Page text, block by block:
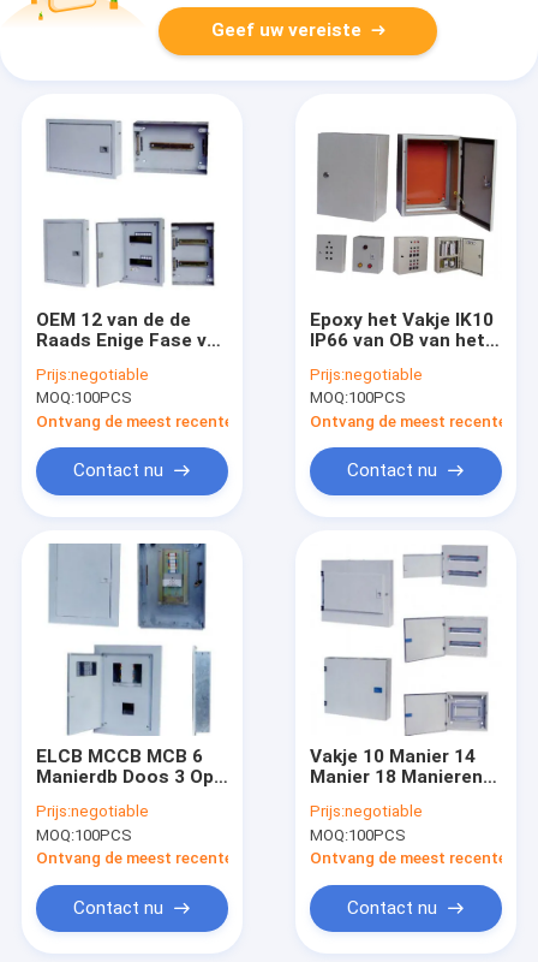
Geef uw vereiste
OEM 12 van de de
Raads Enige Fase van
Spoor van het de
Oppervlaktemetaal
DIN het Gelijke
Prijs:negotiable
MOQ:100PCS
Ontvang de meest recente Prijs
Contact nu
Epoxy het Vakje IK10
IP66 van OB van het
Elektrometaal met
Slot
Prijs:negotiable
MOQ:100PCS
Ontvang de meest recente
Contact nu
ELCB MCCB MCB 6
Manierdb Doos 3 Op
Fase Gelijk DIN
Prijs:negotiable
MOQ:100PCS
Ontvang de meest recente Prijs
Contact nu
Vakje 10 Manier 14
Manier 18 Manieren
Elektro het Type van
Manierdin Spoor
Prijs:negotiable
MOQ:100PCS
Ontvang de meest recente
Contact nu